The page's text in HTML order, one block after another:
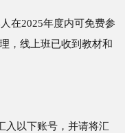
2025年度内可免费参
，线上班已收到教材和
以下账号，并请将汇